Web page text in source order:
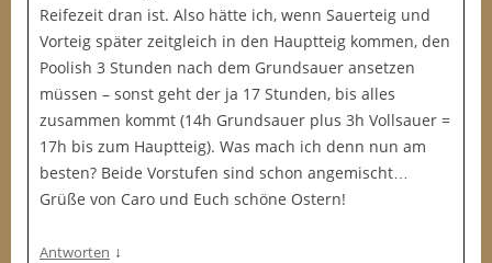
Reifezeit dran ist. Also hätte ich, wenn Sauerteig und
Vorteig später zeitgleich in den Hauptteig kommen, den
Poolish 3 Stunden nach dem Grundsauer ansetzen
müssen – sonst geht der ja 17 Stunden, bis alles
zusammen kommt (14h Grundsauer plus 3h Vollsauer =
17h bis zum Hauptteig). Was mach ich denn nun am
besten? Beide Vorstufen sind schon angemischt…
Grüße von Caro und Euch schöne Ostern!
Antworten ↓